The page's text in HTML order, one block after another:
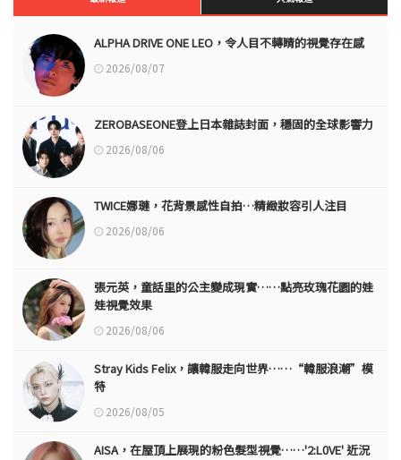
ALPHA DRIVE ONE LEO，令人目不轉睛的視覺存在感
2026/08/07
ZEROBASEONE登上日本雜誌封面，穩固的全球影響力
2026/08/06
TWICE娜璉，花背景感性自拍…精緻妝容引人注目
2026/08/06
張元英，童話里的公主變成現實……點亮玫瑰花園的娃
娃視覺效果
2026/08/06
Stray Kids Felix，讓韓服走向世界……“韓服浪潮”模
特
2026/08/05
AISA，在屋頂上展現的粉色髮型視覺……'2:L0VE' 近況